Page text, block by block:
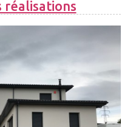
réalisations